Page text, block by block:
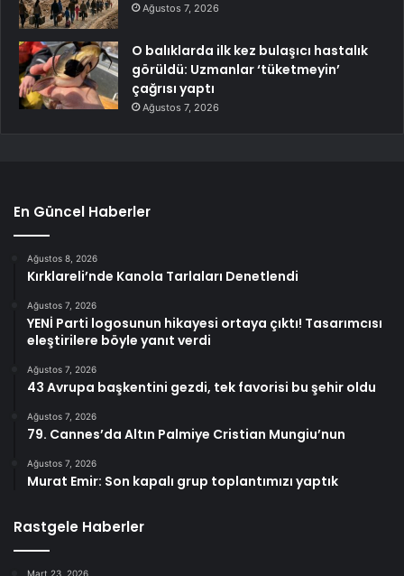
Ağustos 7, 2026
O balıklarda ilk kez bulaşıcı hastalık
görüldü: Uzmanlar ‘tüketmeyin’
çağrısı yaptı
Ağustos 7, 2026
En Güncel Haberler
Ağustos 8, 2026
Kırklareli’nde Kanola Tarlaları Denetlendi
Ağustos 7, 2026
YENİ Parti logosunun hikayesi ortaya çıktı! Tasarımcısı
eleştirilere böyle yanıt verdi
Ağustos 7, 2026
43 Avrupa başkentini gezdi, tek favorisi bu şehir oldu
Ağustos 7, 2026
79. Cannes’da Altın Palmiye Cristian Mungiu’nun
Ağustos 7, 2026
Murat Emir: Son kapalı grup toplantımızı yaptık
Rastgele Haberler
Mart 23, 2026